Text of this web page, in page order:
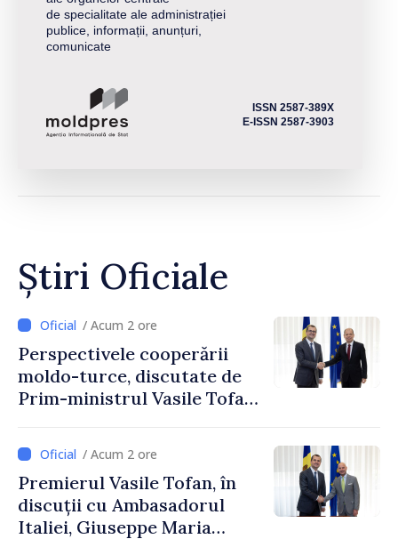
de specialitate ale administrației
publice, informații, anunțuri,
comunicate
ISSN 2587-389X
E-ISSN 2587-3903
Știri Oficiale
/ Acum 2 ore
Perspectivele cooperării
moldo-turce, discutate de
Prim-ministrul Vasile Tofan
Uygar Mustafa Sertel
/ Acum 2 ore
Premierul Vasile Tofan, în
discuții cu Ambasadorul
Italiei, Giuseppe Maria